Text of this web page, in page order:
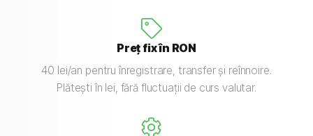
Preț fix în RON
40 lei/an pentru înregistrare, transfer și reînnoire.
Plătești în lei, fără fluctuații de curs valutar.